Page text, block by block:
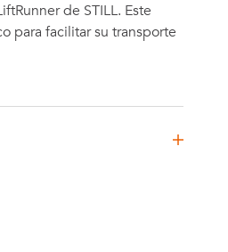
de STILL. Este
para facilitar su transporte